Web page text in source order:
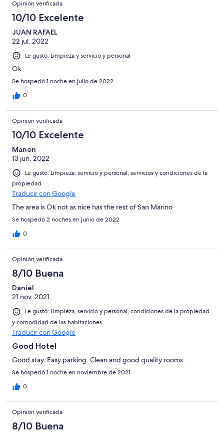
opiniones
opiniones
de
opiniones
de
126
opiniones
Opinión verificada
10/10 Excelente
JUAN RAFAEL
22 jul. 2022
Le gustó: Limpieza y servicio y personal
Ok
Se hospedó 1 noche en julio de 2022
0
Opinión verificada
10/10 Excelente
Manon
13 jun. 2022
Le gustó: Limpieza, servicio y personal, servicios y condiciones de la
propiedad
Traducir con Google
The area is Ok not as nice has the rest of San Marino
Se hospedó 2 noches en junio de 2022
0
Opinión verificada
8/10 Buena
Daniel
21 nov. 2021
Le gustó: Limpieza, servicio y personal, condiciones de la propiedad
y comodidad de las habitaciones
Traducir con Google
Good Hotel
Good stay. Easy parking. Clean and good quality rooms.
Se hospedó 1 noche en noviembre de 2021
0
Opinión verificada
8/10 Buena